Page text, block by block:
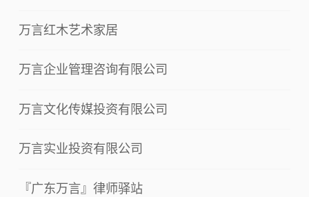
万言红木艺术家居
万言企业管理咨询有限公司
万言文化传媒投资有限公司
万言实业投资有限公司
『广东万言』律师驿站